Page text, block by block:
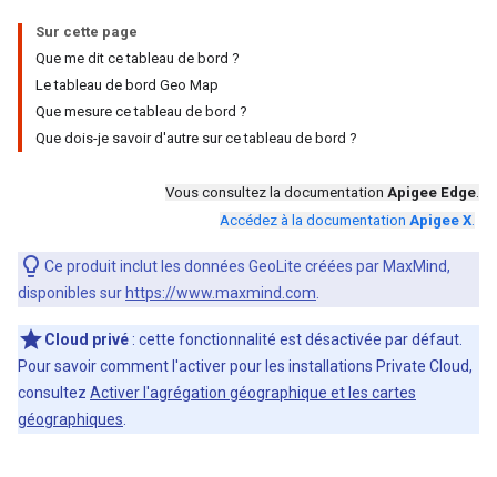
Sur cette page
Que me dit ce tableau de bord ?
Le tableau de bord Geo Map
Que mesure ce tableau de bord ?
Que dois-je savoir d'autre sur ce tableau de bord ?
Vous consultez la documentation Apigee Edge.
Accédez à la documentation Apigee X.
Ce produit inclut les données GeoLite créées par MaxMind,
disponibles sur https://www.maxmind.com
Cloud privé : cette fonctionnalité est désactivée par défaut.
Pour savoir comment l'activer pour les installations Private Cloud,
consultez Activer l'agrégation géographique et les cartes
géographiques